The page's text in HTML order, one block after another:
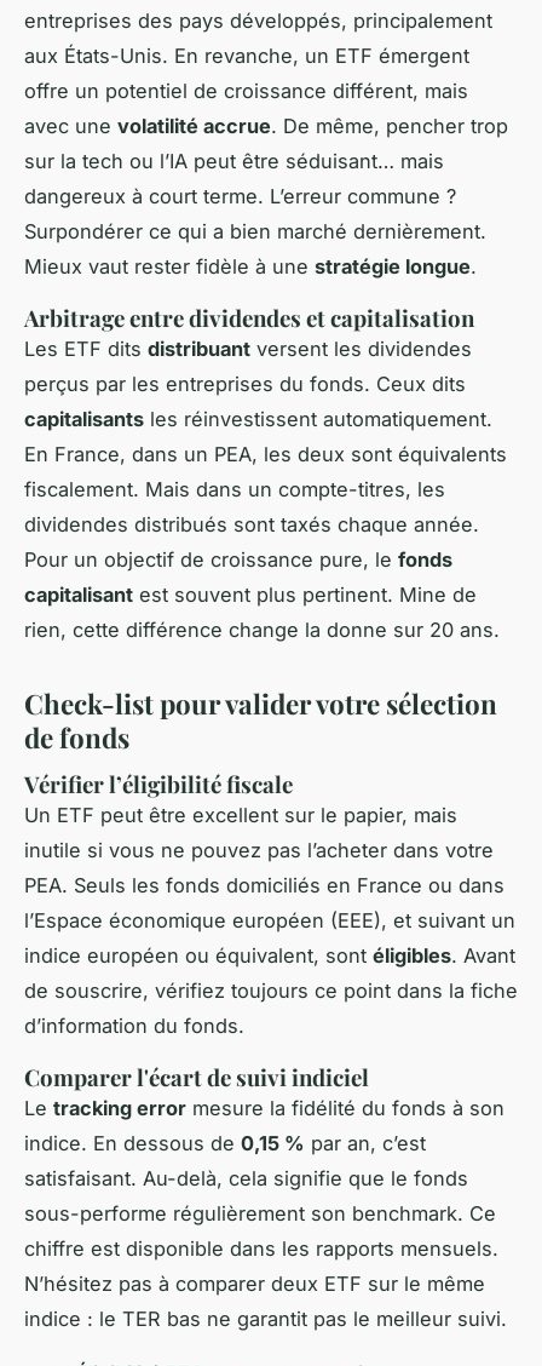
entreprises des pays développés, principalement
aux États-Unis. En revanche, un ETF émergent
offre un potentiel de croissance différent, mais
avec une volatilité accrue. De même, pencher trop
sur la tech ou l’IA peut être séduisant… mais
dangereux à court terme. L’erreur commune ?
Surpondérer ce qui a bien marché dernièrement.
Mieux vaut rester fidèle à une stratégie longue.
Arbitrage entre dividendes et capitalisation
Les ETF dits distribuant versent les dividendes
perçus par les entreprises du fonds. Ceux dits
capitalisants les réinvestissent automatiquement.
En France, dans un PEA, les deux sont équivalents
fiscalement. Mais dans un compte-titres, les
dividendes distribués sont taxés chaque année.
Pour un objectif de croissance pure, le fonds
capitalisant est souvent plus pertinent. Mine de
rien, cette différence change la donne sur 20 ans.
Check-list pour valider votre sélection
de fonds
Vérifier l’éligibilité fiscale
Un ETF peut être excellent sur le papier, mais
inutile si vous ne pouvez pas l’acheter dans votre
PEA. Seuls les fonds domiciliés en France ou dans
l’Espace économique européen (EEE), et suivant un
indice européen ou équivalent, sont éligibles. Avant
de souscrire, vérifiez toujours ce point dans la fiche
d’information du fonds.
Comparer l'écart de suivi indiciel
Le tracking error mesure la fidélité du fonds à son
indice. En dessous de 0,15 % par an, c’est
satisfaisant. Au-delà, cela signifie que le fonds
sous-performe régulièrement son benchmark. Ce
chiffre est disponible dans les rapports mensuels.
N’hésitez pas à comparer deux ETF sur le même
indice : le TER bas ne garantit pas le meilleur suivi.